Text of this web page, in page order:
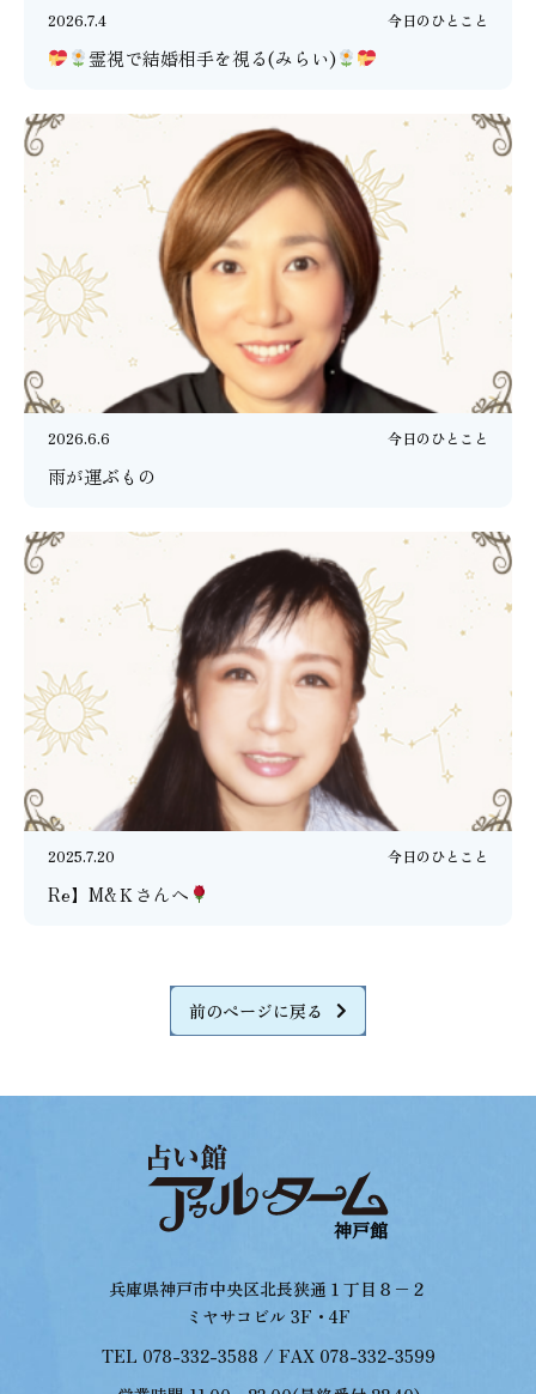
2026.7.4 今日のひとこと
霊視で結婚相手を視る(みらい)
2026.6.6 今日のひとこと
雨が運ぶもの
2025.7.20 今日のひとこと
Re】M&Ｋさんへ
前のページに戻る
兵庫県神戸市中央区北長狭通１丁目８−２
ミヤサコビル 3F・4F
TEL 078-332-3588 / FAX 078-332-3599